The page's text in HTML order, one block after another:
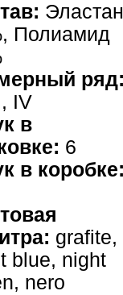
Эластан
Полиамид
IV
в
6
в
grafite,
blue, night
nero